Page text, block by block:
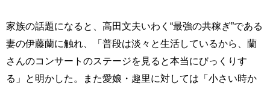
家族の話題になると、高田文夫いわく“最強の共稼ぎ”である
妻の伊藤蘭に触れ、「普段は淡々と生活しているから、蘭
さんのコンサートのステージを見ると本当にびっくりす
る」と明かした。また愛娘・趣里に対しては「小さい時か